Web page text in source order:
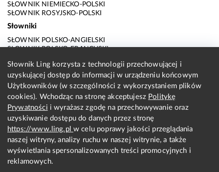
SŁOWNIK NIEMIECKO-POLSKI
SŁOWNIK ROSYJSKO-POLSKI
Słowniki
SŁOWNIK POLSKO-ANGIELSKI
SŁOWNIK POLSKO-FRANCUSKI
SŁOWNIK POLSKO-HISZPAŃSKI
SŁOWNIK POLSKO-NIEMIECKI
SŁOWNIK POLSKO-ROSYJSKI
SŁOWNIK ANGIELSKO-POLSKI
SŁOWNIK FRANCUSKO-POLSKI
SŁOWNIK WŁOSKO-POLSKI
SŁOWNIK HISZPAŃSKO-POLSKI
SŁOWNIK NIEMIECKO-POLSKI
SŁOWNIK ROSYJSKO-POLSKI
O nas
KONTAKT Z REDAKCJĄ
Słownik Ling korzysta z technologii przechowującej i
uzyskującej dostęp do informacji w urządzeniu końcowym
Użytkowników (w szczególności z wykorzystaniem plików
cookies). Wchodząc na stronę akceptujesz Politykę
Prywatności i wyrażasz zgodę na przechowywanie oraz
uzyskiwanie dostępu do danych przez stronę
https://www.ling.plw celu poprawy jakości przeglądania
naszej witryny, analizy ruchu w naszej witrynie, a także
wyświetlania spersonalizowanych treści promocyjnych i
reklamowych.